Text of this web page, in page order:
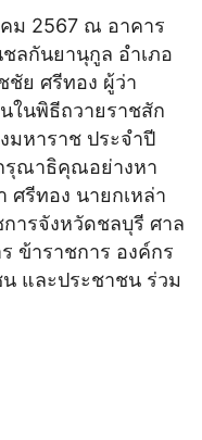
คม 2567 ณ อาคาร
ชลกันยานุกูล อำเภอ
ชัย ศรีทอง ผู้ว่า
ในพิธีถวายราชสัก
มหาราช ประจำปี
รุณาธิคุณอย่างหา
ศรีทอง นายกเหล่า
ารจังหวัดชลบุรี ศาล
ข้าราชการ องค์กร
และประชาชน ร่วม